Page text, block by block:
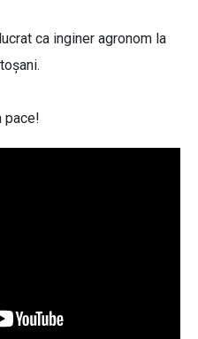
ca inginer agronom la
pace!